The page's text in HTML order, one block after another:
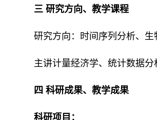
三 研究方向、教学课程
研究方向：时间序列分析、
主讲计量经济学、统计数据分
四 科研成果、教学成果
科研项目：